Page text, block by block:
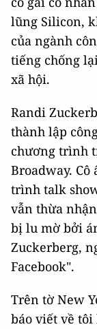
lũng Silicon,
của ngành
tiếng chống
xã hội.
Randi
thành lập
chương trình
Broadway.
trình talk
vẫn thừa
bị lu mờ bởi
Zuckerberg,
Facebook".
Trên tờ New
báo viết về